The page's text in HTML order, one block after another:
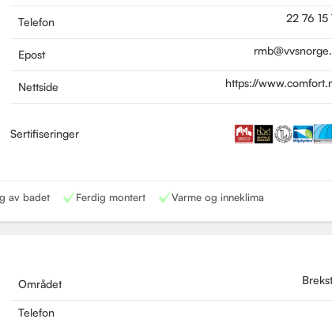
Telefon 22 76 15
Epost
Nettside https://
Sertifiseringer
av badet Ferdig montert
Varme og inneklima
Området
Telefon